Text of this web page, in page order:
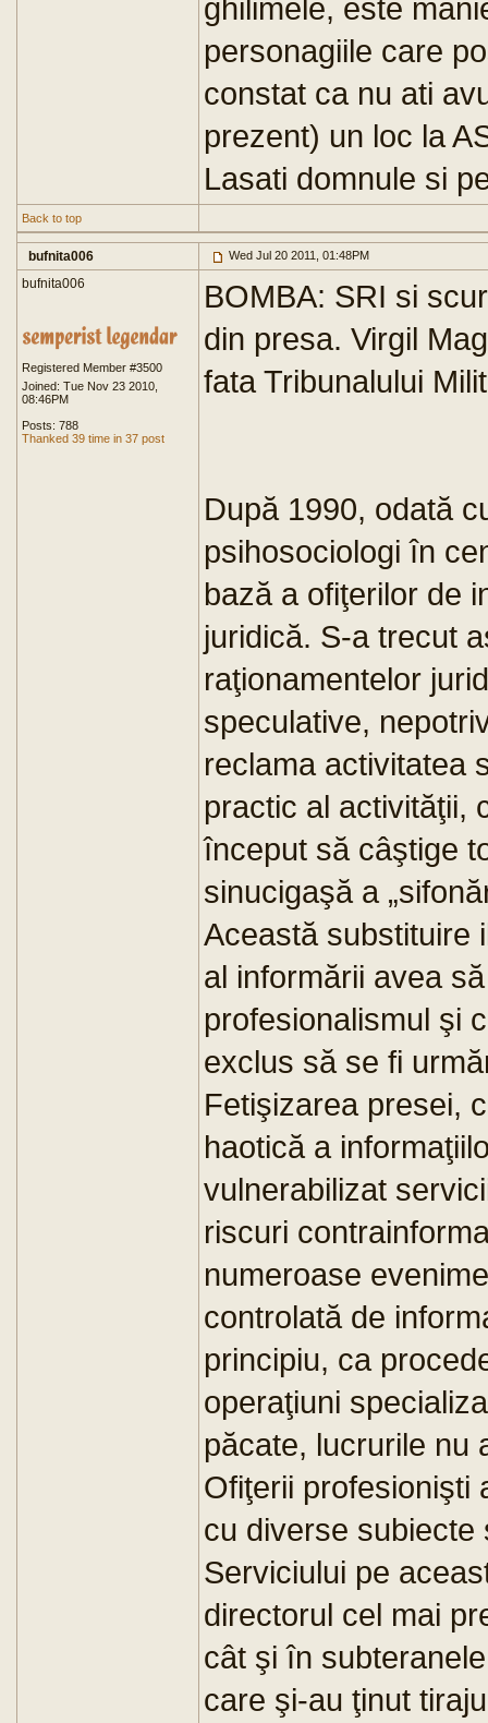
ghilimele, este
personagiile care
constat ca nu ati
prezent) un loc la
Lasati domnule si
Back to top
bufnita006 Wed Jul 20 2011, 01:48PM
bufnita006
Registered Member #3500
Joined: Tue Nov 23 2010,
08:46PM
Posts: 788
Thanked 39 time in 37 post
BOMBA: SRI si
din presa. Virgil
fata Tribunalului
După 1990, odată
psihosociologi în
bază a ofiţerilor de
juridică. S-a trecut
raţionamentelor
speculative,
reclama activitatea
practic al activităţii,
început să câştige
sinucigaşă a
Această substituire
al informării avea
profesionalismul şi
exclus să se fi
Fetişizarea presei,
haotică a
vulnerabilizat
riscuri
numeroase
controlată de
principiu, ca
operaţiuni
păcate, lucrurile nu
Ofiţerii profesionişti
cu diverse subiecte
Serviciului pe
directorul cel mai
cât şi în
care şi-au ţinut